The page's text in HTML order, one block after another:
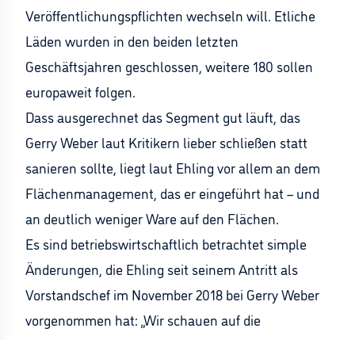
Veröffentlichungspflichten wechseln will. Etliche
Läden wurden in den beiden letzten
Geschäftsjahren geschlossen, weitere 180 sollen
europaweit folgen.
Dass ausgerechnet das Segment gut läuft, das
Gerry Weber laut Kritikern lieber schließen statt
sanieren sollte, liegt laut Ehling vor allem an dem
Flächenmanagement, das er eingeführt hat – und
an deutlich weniger Ware auf den Flächen.
Es sind betriebswirtschaftlich betrachtet simple
Änderungen, die Ehling seit seinem Antritt als
Vorstandschef im November 2018 bei Gerry Weber
vorgenommen hat: „Wir schauen auf die